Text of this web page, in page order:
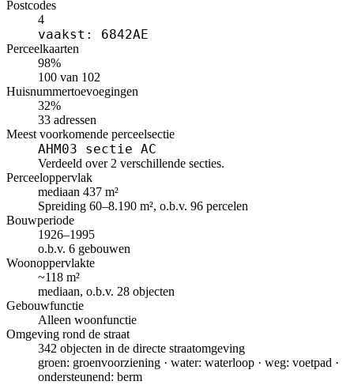
Postcodes
4
vaakst: 6842AE
Perceelkaarten
98%
100 van 102
Huisnummertoevoegingen
32%
33 adressen
Meest voorkomende perceelsectie
AHM03 sectie AC
Verdeeld over 2 verschillende secties.
Perceeloppervlak
mediaan 437 m²
Spreiding 60–8.190 m², o.b.v. 96 percelen
Bouwperiode
1926–1995
o.b.v. 6 gebouwen
Woonoppervlakte
~118 m²
mediaan, o.b.v. 28 objecten
Gebouwfunctie
Alleen woonfunctie
Omgeving rond de straat
342 objecten in de directe straatomgeving
groen: groenvoorziening · water: waterloop · weg: voetpad ·
ondersteunend: berm